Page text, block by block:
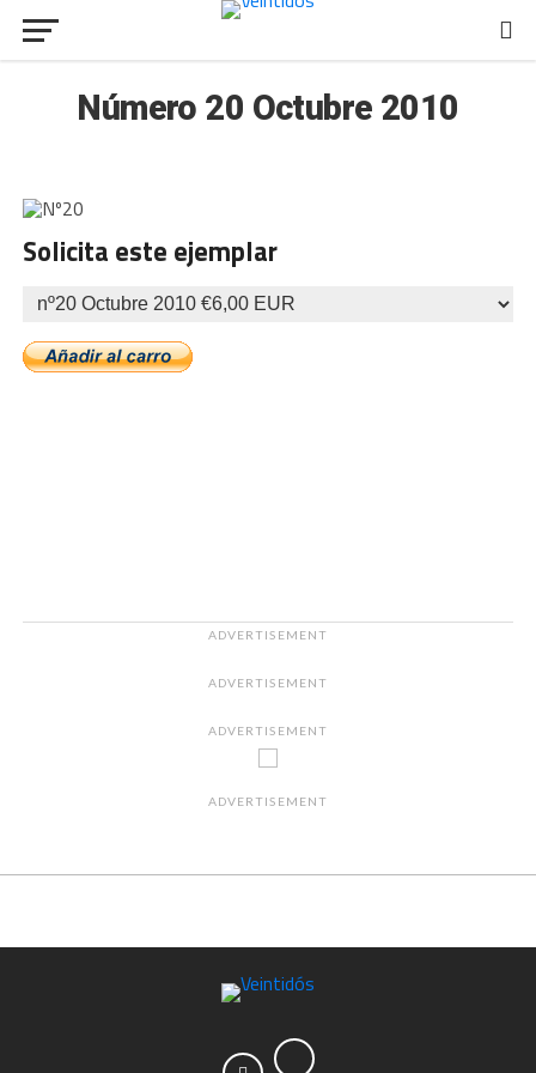
Número 20 Octubre 2010
Solicita este ejemplar
ADVERTISEMENT
ADVERTISEMENT
ADVERTISEMENT
ADVERTISEMENT